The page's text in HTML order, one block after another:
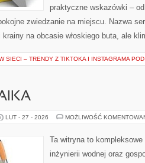
praktyczne wskazówki –
zwiedzanie na miejscu. Nazwa
krainy na obcasie włoskiego buta, ale
SIECI – TRENDY Z TIKTOKA I INSTAGRAMA
LUT - 27 - 2026 MOŻLIWOŚĆ
Ta witryna to
inżynierii wodnej oraz